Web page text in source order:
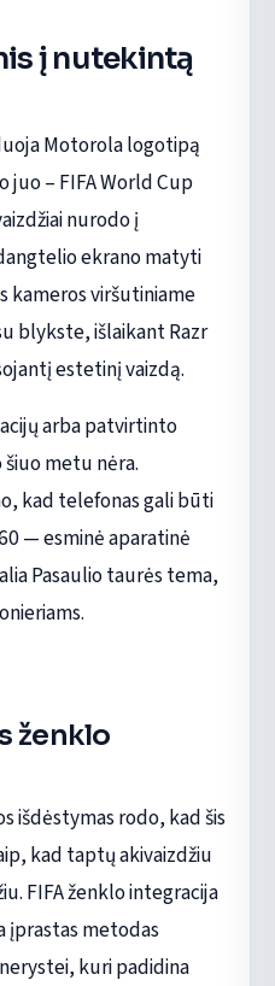
į nutekintą
Motorola logotipą
– FIFA World Cup
nurodo į
ekrano matyti
kameros viršutiniame
blykste, išlaikant Razr
estetinį vaizdą.
arba patvirtinto
metu nėra.
kad telefonas gali būti
— esminė aparatinė
Pasaulio taurės tema,
ženklo
išdėstymas rodo, kad šis
kad taptų akivaizdžiu
FIFA ženklo integracija
įprastas metodas
kuri padidina